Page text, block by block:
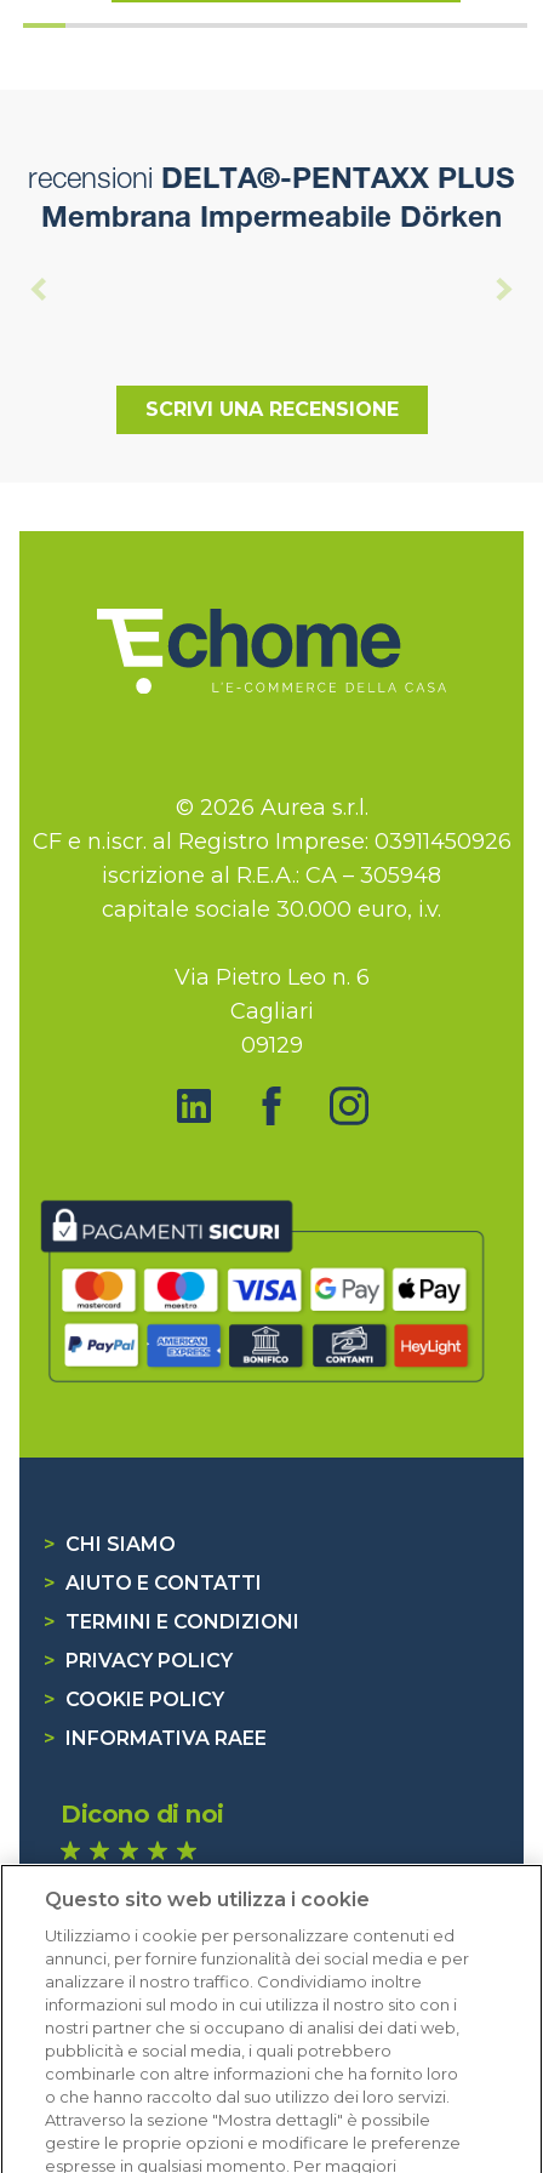
recensioni DELTA®-PENTAXX PLUS
Membrana Impermeabile Dörken
SCRIVI UNA RECENSIONE
© 2026 Aurea s.r.l.
CF e n.iscr. al Registro Imprese: 03911450926
iscrizione al R.E.A.: CA – 305948
capitale sociale 30.000 euro, i.v.
Via Pietro Leo n. 6
Cagliari
09129
> CHI SIAMO
> AIUTO E CONTATTI
> TERMINI E CONDIZIONI
>
PRIVACY POLICY
> COOKIE POLICY
>
INFORMATIVA RAEE
Dicono di noi
Eccellente (4,8)
Acquisti verificati
Questo sito web utilizza i cookie
Utilizziamo i cookie per personalizzare contenuti ed
annunci, per fornire funzionalità dei social media e per
analizzare il nostro traffico. Condividiamo inoltre
informazioni sul modo in cui utilizza il nostro sito con i
nostri partner che si occupano di analisi dei dati web,
pubblicità e social media, i quali potrebbero
combinarle con altre informazioni che ha fornito loro
o che hanno raccolto dal suo utilizzo dei loro servizi.
Attraverso la sezione "Mostra dettagli" è possibile
gestire le proprie opzioni e modificare le preferenze
espresse in qualsiasi momento. Per maggiori